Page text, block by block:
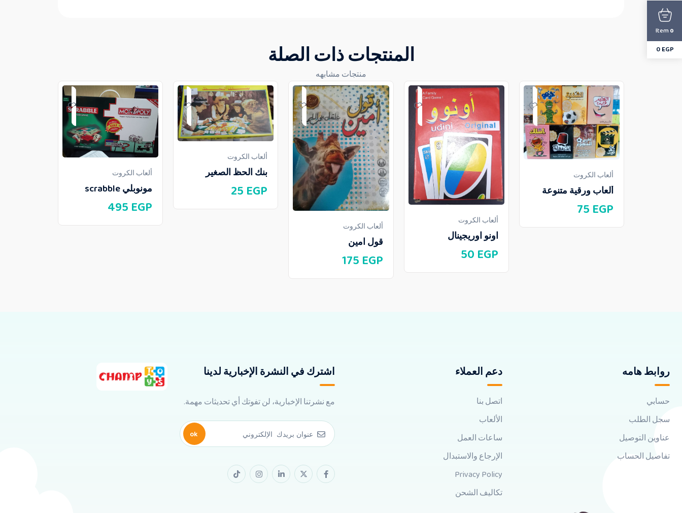
المنتجات ذات الصلة
منتجات مشابهه
ألعاب الكروت
ألعاب ورقية متنوعة
75 EGP
ألعاب الكروت
اونو اوريجينال
50 EGP
ألعاب الكروت
قول امين
175 EGP
ألعاب الكروت
بنك الحظ الصغير
25 EGP
ألعاب الكروت
مونوبلي scrabble
495 EGP
روابط هامه
حسابي
سجل الطلب
عناوين التوصيل
تفاصيل الحساب
دعم العملاء
اتصل بنا
الألعاب
ساعات العمل
الإرجاع والاستبدال
Privacy Policy
تكاليف الشحن
اشترك في النشرة الإخبارية لدينا
مع نشرتنا الإخبارية، لن تفوتك أي تحديثات مهمة.
ok
0
Item
0EGP